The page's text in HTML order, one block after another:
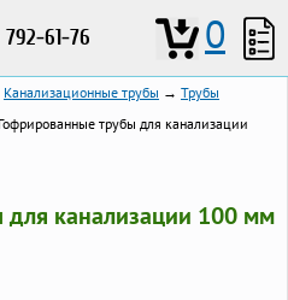
792-61-76 0
Канализационные трубы → Трубы
трубы для канализации
канализации 100 мм